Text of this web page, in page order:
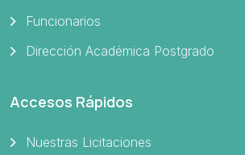
Funcionarios
Dirección Académica Postgrado
Accesos Rápidos
Nuestras Licitaciones